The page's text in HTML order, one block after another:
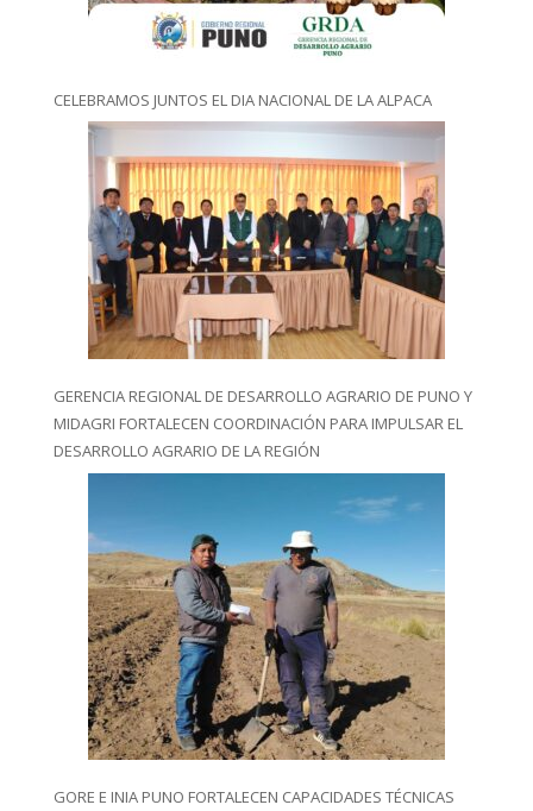
CELEBRAMOS JUNTOS EL DIA NACIONAL DE LA ALPACA
GERENCIA REGIONAL DE DESARROLLO AGRARIO DE PUNO Y
MIDAGRI FORTALECEN COORDINACIÓN PARA IMPULSAR EL
DESARROLLO AGRARIO DE LA REGIÓN
GORE E INIA PUNO FORTALECEN CAPACIDADES TÉCNICAS